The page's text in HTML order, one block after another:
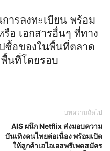
ารลงทะเบียน พร้อม
อ เอกสารอื่นๆ ที่ทาง
ซื้อของในพื้นที่ตลาด
พื้นที่โดยรอบ
บทความถัดไป
AIS ผนึก Netflix ส่งมอบความ
บันเทิงคนไทยต่อเนื่อง พร้อมเปิด
ให้ลูกค้าเอไอเอสพรีเพดสมัคร